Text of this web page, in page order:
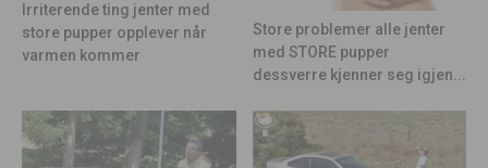
Irriterende ting jenter med
store pupper opplever når
varmen kommer
Store problemer alle jenter
med STORE pupper
dessverre kjenner seg igjen...